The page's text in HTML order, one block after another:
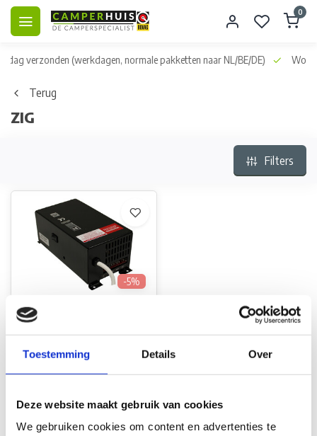
Toestemming Details Over
Deze website maakt gebruik van cookies
We gebruiken cookies om content en advertenties te
0
verzonden(werkdagen, normale pakketten naar NL/BE/DE) World
Terug
ZIG
Filters
-5%
ZIG ZIG
Acculader/Omvormer
X80 16.5A
€633,50